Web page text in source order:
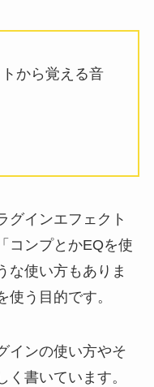
から覚える音
グインエフェクト
コンプとかEQを使
な使い方もありま
う目的です。
インの使い方やそ
書いています。